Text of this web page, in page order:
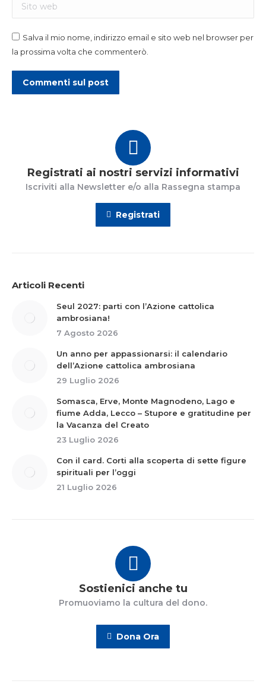
Salva il mio nome, indirizzo email e sito web nel browser per
la prossima volta che commenterò.
Commenti sul post
Registrati ai nostri servizi informativi
Iscriviti alla Newsletter e/o alla Rassegna stampa
Registrati
Articoli Recenti
Seul 2027: parti con l’Azione cattolica
ambrosiana!
7 Agosto 2026
Un anno per appassionarsi: il calendario
dell’Azione cattolica ambrosiana
29 Luglio 2026
Somasca, Erve, Monte Magnodeno, Lago e
fiume Adda, Lecco – Stupore e gratitudine per
la Vacanza del Creato
23 Luglio 2026
Con il card. Corti alla scoperta di sette figure
spirituali per l’oggi
21 Luglio 2026
Sostienici anche tu
Promuoviamo la cultura del dono.
Dona Ora